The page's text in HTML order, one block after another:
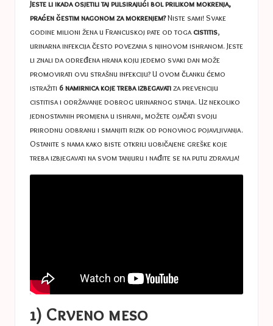
u
c
e
s
Jeste li ikada osjetili taj pulsirajući bol prilikom mokrenja,
praćen čestim nagonom za mokrenjem?Niste sami! Svake
godine milioni žena u Francuskoj pate od toga cistitis,
urinarna infekcija često povezana s njihovom ishranom. Jeste
li znali da određena hrana koju jedemo svaki dan može
promovirati ovu strašnu infekciju? U ovom članku ćemo
istražiti 6 namirnica koje treba izbegavatiza prevenciju
cistitisa i održavanje dobrog urinarnog stanja. Uz nekoliko
jednostavnih promjena u ishrani, možete ojačati svoju
prirodnu odbranu i smanjiti rizik od ponovnog pojavljivanja.
Ostanite s nama kako biste otkrili uobičajene greške koje
treba izbjegavati na svom tanjuru i nađite se na putu zdravlja!
1) Crveno meso